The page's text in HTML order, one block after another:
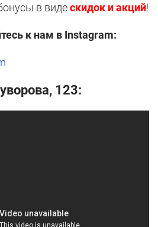
в видескидок и акций!
к нам в Instagram:
123: